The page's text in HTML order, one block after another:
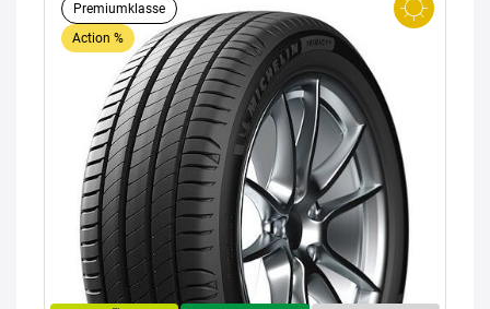
Premiumklasse
Action %